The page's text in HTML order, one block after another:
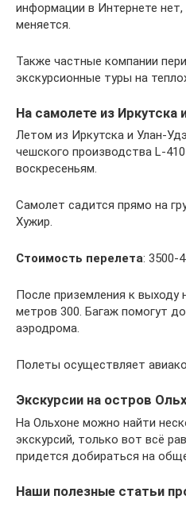
информации в Интернете
меняется.
Также частные компании
экскурсионные туры на
На самолете из Иркутска
Летом из Иркутска и Улан-
чешского производства L-
воскресеньям.
Самолет садится прямо на
Хужир.
Стоимость перелета: 3500-
После приземления к
метров 300. Багаж помогут
аэродрома.
Полеты осуществляет
Экскурсии на остров
На Ольхоне можно найти
экскурсий, только вот всё
придется добираться на
Наши полезные статьи